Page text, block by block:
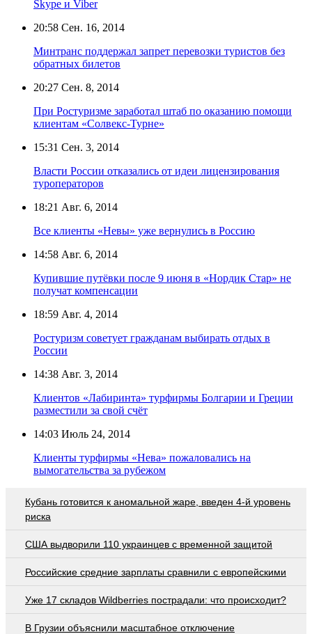
Skype и Viber
20:58 Сен. 16, 2014
Минтранс поддержал запрет перевозки туристов без
обратных билетов
20:27 Сен. 8, 2014
При Ростуризме заработал штаб по оказанию помощи
клиентам «Солвекс-Турне»
15:31 Сен. 3, 2014
Власти России отказались от идеи лицензирования
туроператоров
18:21 Авг. 6, 2014
Все клиенты «Невы» уже вернулись в Россию
14:58 Авг. 6, 2014
Купившие путёвки после 9 июня в «Нордик Стар» не
получат компенсации
18:59 Авг. 4, 2014
Ростуризм советует гражданам выбирать отдых в
России
14:38 Авг. 3, 2014
Клиентов «Лабиринта» турфирмы Болгарии и Греции
разместили за свой счёт
14:03 Июль 24, 2014
Клиенты турфирмы «Нева» пожаловались на
вымогательства за рубежом
Кубань готовится к аномальной жаре, введен 4-й уровень
риска
США выдворили 110 украинцев с временной защитой
Российские средние зарплаты сравнили с европейскими
Уже 17 складов Wildberries пострадали: что происходит?
В Грузии объяснили масштабное отключение